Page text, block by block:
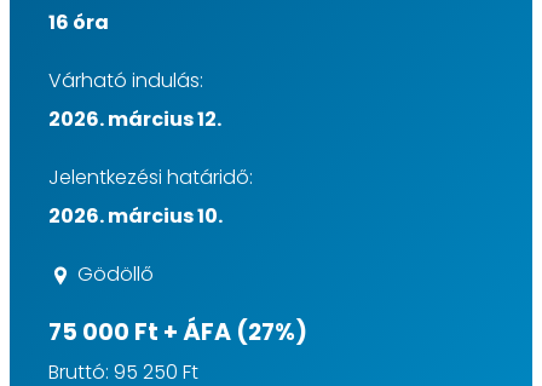
16 óra
Várható indulás:
2026. március 12.
Jelentkezési határidő:
2026. március 10.
Gödöllő
75 000 Ft + ÁFA (27%)
Bruttó: 95 250 Ft